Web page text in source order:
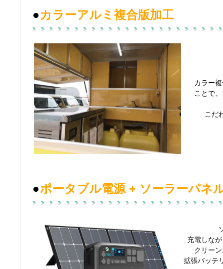
●カラーアルミ複合版加工
カラー
ことで
こだ
●ポータブル電源 + ソーラーパネ
充電しな
クリー
拡張バッテ